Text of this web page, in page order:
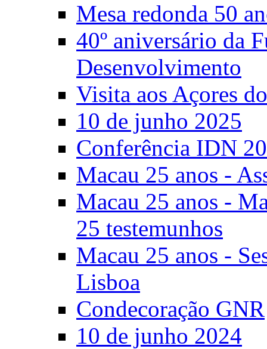
Mesa redonda 50
40º aniversário da
Desenvolvimento
Visita aos Açores
10 de junho 2025
Conferência IDN
Macau 25 anos -
Macau 25 anos -
25 testemunhos
Macau 25 anos -
Lisboa
Condecoração GNR
10 de junho 2024